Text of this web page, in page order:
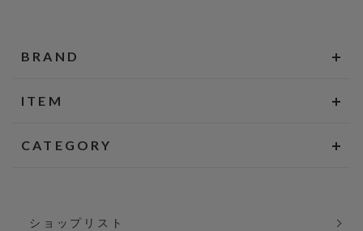
BRAND
ITEM
CATEGORY
ショップリスト